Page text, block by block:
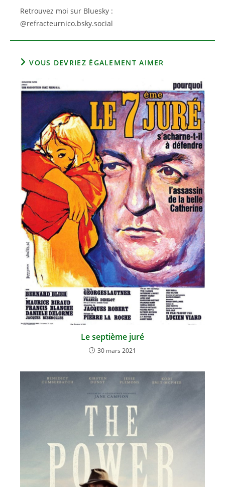
Retrouvez moi sur Bluesky :
@refracteurnico.bsky.social
VOUS DEVRIEZ ÉGALEMENT AIMER
Le septième juré
30 mars 2021